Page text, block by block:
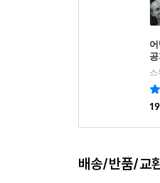
스
배송/반품/교